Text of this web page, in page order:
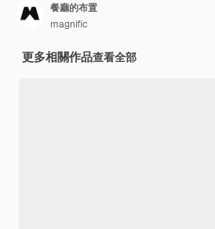
餐廳的布置
magnific
更多相關作品查看全部